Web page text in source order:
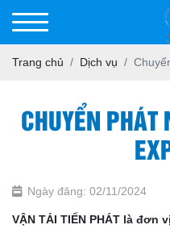
Trang chủ Dịch vụ
CHUYỂN PHÁT
Ngày đăng: 02/11/2024
VẬN TẢI TIẾN PHÁT là đơn